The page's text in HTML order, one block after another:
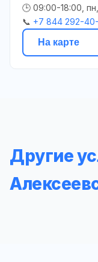
🕒 09:00-18:00,
📞 +7 844 292-
На карте
Другие